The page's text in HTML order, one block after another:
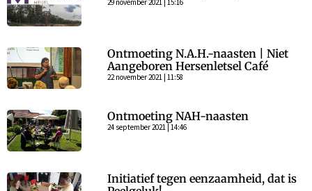
29 november 2021 | 15:16
Ontmoeting N.A.H.-naasten | Niet
Aangeboren Hersenletsel Café
22 november 2021 | 11:58
Ontmoeting NAH-naasten
24 september 2021 | 14:46
Initiatief tegen eenzaamheid, dat is